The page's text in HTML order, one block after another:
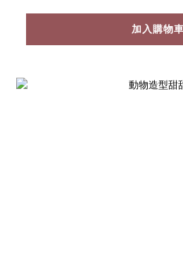
加入購物車